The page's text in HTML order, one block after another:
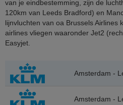
van je eindbestemming, zijn de
120km van Leeds Bradford) en
lijnvluchten van oa Brussels Airlines
airlines vliegen waaronder Jet2
Easyjet.
Amsterdam -
Amsterdam -